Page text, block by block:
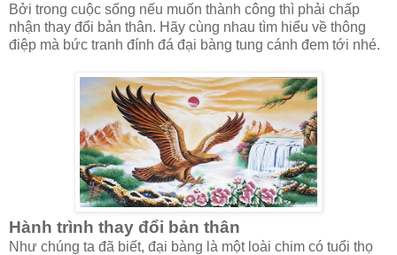
Bởi trong cuộc sống nếu muốn thành công thì phải chấp
nhận thay đổi bản thân. Hãy cùng nhau tìm hiểu về thông
điệp mà bức tranh đính đá đại bàng tung cánh đem tới nhé.
Hành trình thay đổi bản thân
Như chúng ta đã biết, đại bàng là một loài chim có tuổi thọ